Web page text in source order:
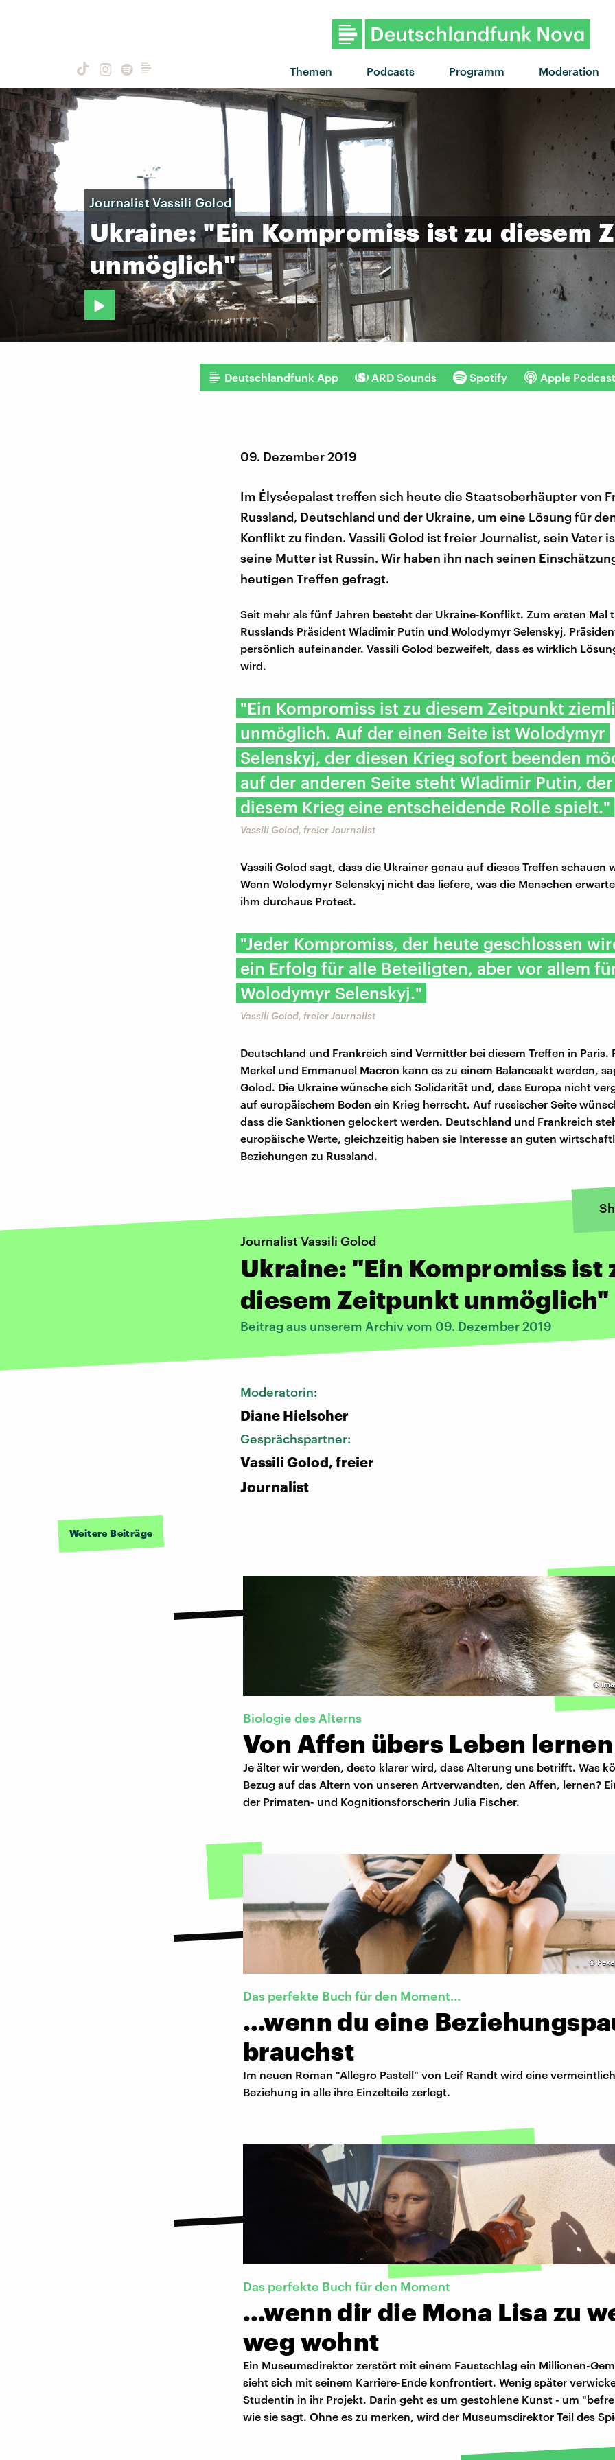
Themen Podcasts Programm Moderation
Journalist Vassili Golod
Ukraine: "Ein Kompromiss ist zu diesem
unmöglich"
Deutschlandfunk App ARD Sounds Spotify Apple
09. Dezember 2019
Im Élyséepalast treffen sich heute die Staatsoberhäupter von
Russland, Deutschland und der Ukraine, um eine Lösung für
Konflikt zu finden. Vassili Golod ist freier Journalist, sein Vater
seine Mutter ist Russin. Wir haben ihn nach seinen
heutigen Treffen gefragt.
Seit mehr als fünf Jahren besteht der Ukraine-Konflikt. Zum ersten Mal
Russlands Präsident Wladimir Putin und Wolodymyr Selenskyj,
persönlich aufeinander. Vassili Golod bezweifelt, dass es wirklich
wird.
"Ein Kompromiss ist zu diesem Zeitpunkt
unmöglich. Auf der einen Seite ist Wolodymyr
Selenskyj, der diesen Krieg sofort beenden
auf der anderen Seite steht Wladimir Putin,
diesem Krieg eine entscheidende Rolle spielt."
Vassili Golod, freier Journalist
Vassili Golod sagt, dass die Ukrainer genau auf dieses Treffen schauen
Wenn Wolodymyr Selenskyj nicht das liefere, was die Menschen
ihm durchaus Protest.
"Jeder Kompromiss, der heute geschlossen
ein Erfolg für alle Beteiligten, aber vor allem
Wolodymyr Selenskyj."
Vassili Golod, freier Journalist
Deutschland und Frankreich sind Vermittler bei diesem Treffen in Paris.
Merkel und Emmanuel Macron kann es zu einem Balanceakt werden,
Golod. Die Ukraine wünsche sich Solidarität und, dass Europa nicht
auf europäischem Boden ein Krieg herrscht. Auf russischer Seite
dass die Sanktionen gelockert werden. Deutschland und Frankreich
europäische Werte, gleichzeitig haben sie Interesse an guten
Beziehungen zu Russland.
Journalist Vassili Golod
Ukraine: "Ein Kompromiss ist
diesem Zeitpunkt unmöglich"
Beitrag aus unserem Archiv vom 09. Dezember 2019
Moderatorin:
Diane Hielscher
Gesprächspartner:
Vassili Golod, freier
Journalist
Weitere Beiträge
©
Biologie des Alterns
Von Affen übers Leben lernen
Je älter wir werden, desto klarer wird, dass Alterung uns betrifft. Was
Bezug auf das Altern von unseren Artverwandten, den Affen, lernen?
der Primaten- und Kognitionsforscherin Julia Fischer.
©
Das perfekte Buch für den Moment...
…wenn du eine
brauchst
Im neuen Roman "Allegro Pastell" von Leif Randt wird eine
Beziehung in alle ihre Einzelteile zerlegt.
Das perfekte Buch für den Moment
…wenn dir die Mona Lisa zu
weg wohnt
Ein Museumsdirektor zerstört mit einem Faustschlag ein Millionen-
sieht sich mit seinem Karriere-Ende konfrontiert. Wenig später
Studentin in ihr Projekt. Darin geht es um gestohlene Kunst - um
wie sie sagt. Ohne es zu merken, wird der Museumsdirektor Teil des